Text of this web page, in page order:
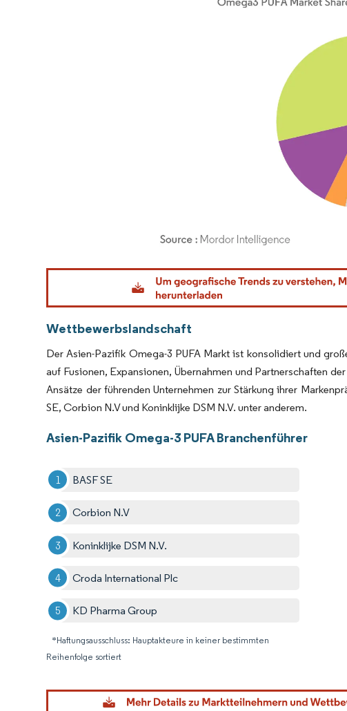
Bild © Mordor Intelligence. Wiederverwendung erfordert Namensnennung gemäß
Wettbewerbslandschaft
Der Asien-Pazifik Omega-3 PUFA Markt ist konsolidiert und
auf Fusionen, Expansionen, Übernahmen und Partnerschaften
Ansätze der führenden Unternehmen zur Stärkung ihrer
SE, Corbion N.V und Koninklijke DSM N.V. unter anderem.
Asien-Pazifik Omega-3 PUFA Branchenführer
BASF SE
Corbion N.V
Koninklijke DSM N.V.
Croda International Plc
KD Pharma Group
*Haftungsausschluss: Hauptakteure in keiner bestimmten
Reihenfolge sortiert